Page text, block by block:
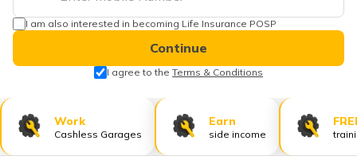
I am also interested in becoming Life Insurance POSP
Continue
I agree to the Terms & Conditions
Work
Cashless Garages
Earn
side income